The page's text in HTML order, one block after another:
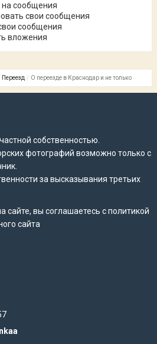
на сообщения
свои сообщения
сообщения
вложения
Переезд О переезде в Краснодар и не только
собственностью.
фотографий возможно только с
за высказывания третьих
вы соглашаетесь сполитикой
сайта